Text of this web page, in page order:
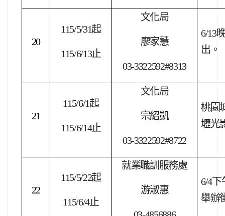
20
115/5/31起
115/6/13止
文化局
廖家慧
03-3322592#8313
6/13
出。
21
115/6/1起
115/6/14止
文化局
宗紹凱
03-3322592#8722
桃園
壢光
22
115/5/22起
115/6/4止
就業職訓服務處
游淑惠
6/4下
舉辦